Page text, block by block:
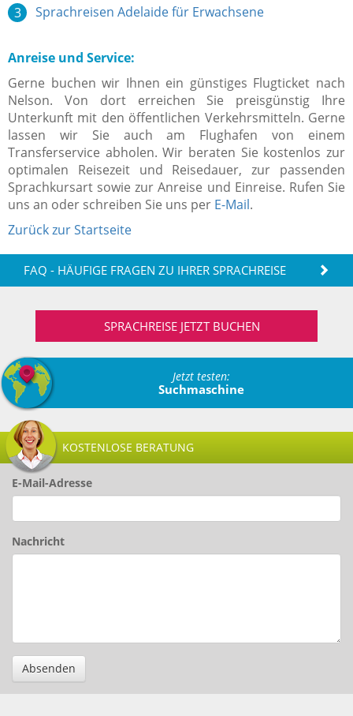
Sprachreisen Adelaide für Erwachsene
Anreise und Service:
Gerne buchen wir Ihnen ein günstiges Flugticket nach
Nelson. Von dort erreichen Sie preisgünstig Ihre
Unterkunft mit den öffentlichen Verkehrsmitteln. Gerne
lassen wir Sie auch am Flughafen von einem
Transferservice abholen. Wir beraten Sie kostenlos zur
optimalen Reisezeit und Reisedauer, zur passenden
Sprachkursart sowie zur Anreise und Einreise. Rufen Sie
uns an oder schreiben Sie uns per E-Mail.
Zurück zur Startseite
FAQ - HÄUFIGE FRAGEN ZU IHRER SPRACHREISE
SPRACHREISE JETZT BUCHEN
Jetzt testen:
Suchmaschine
KOSTENLOSE BERATUNG
E-Mail-Adresse
Nachricht
Absenden